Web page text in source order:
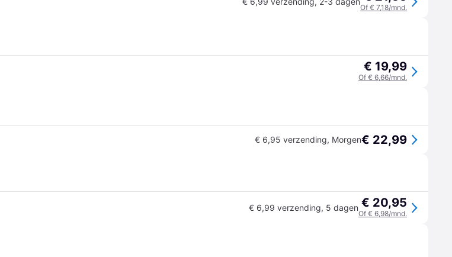
Of € 7,18/mnd.
€ 19,99
Of € 6,66/mnd.
€ 6,95 verzending, Morgen€ 22,99
€ 6,99 verzending, 5 dagen € 20,95
Of € 6,98/mnd.